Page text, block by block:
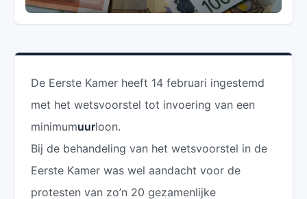
De Eerste Kamer heeft 14 februari ingestemd
met het wetsvoorstel tot invoering van een
minimumuurloon.
Bij de behandeling van het wetsvoorstel in de
Eerste Kamer was wel aandacht voor de
protesten van zo’n 20 gezamenlijke